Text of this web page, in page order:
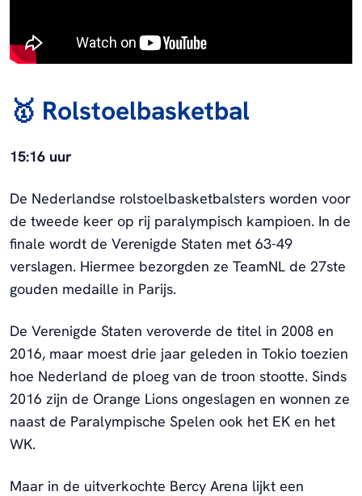
🥇 Rolstoelbasketbal
15:16 uur
De Nederlandse rolstoelbasketbalsters worden voor
de tweede keer op rij paralympisch kampioen. In de
finale wordt de Verenigde Staten met 63-49
verslagen. Hiermee bezorgden ze TeamNL de 27ste
gouden medaille in Parijs.
De Verenigde Staten veroverde de titel in 2008 en
2016, maar moest drie jaar geleden in Tokio toezien
hoe Nederland de ploeg van de troon stootte. Sinds
2016 zijn de Orange Lions ongeslagen en wonnen ze
naast de Paralympische Spelen ook het EK en het
WK.
Maar in de uitverkochte Bercy Arena lijkt een